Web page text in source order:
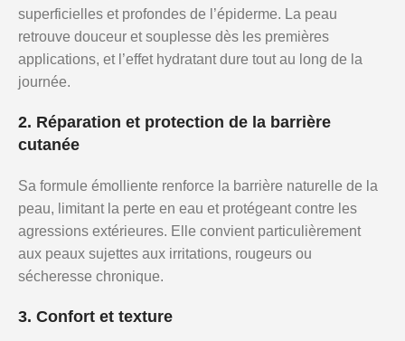
superficielles et profondes de l’épiderme. La peau
retrouve douceur et souplesse dès les premières
applications, et l’effet hydratant dure tout au long de la
journée.
2. Réparation et protection de la barrière
cutanée
Sa formule émolliente renforce la barrière naturelle de la
peau, limitant la perte en eau et protégeant contre les
agressions extérieures. Elle convient particulièrement
aux peaux sujettes aux irritations, rougeurs ou
sécheresse chronique.
3. Confort et texture